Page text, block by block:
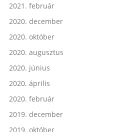
2021. február
2020. december
2020. október
2020. augusztus
2020. június
2020. április
2020. február
2019. december
2019. október